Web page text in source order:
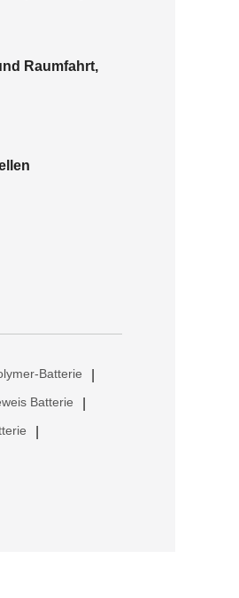
Raumfahrt,
Batterie
Batterie